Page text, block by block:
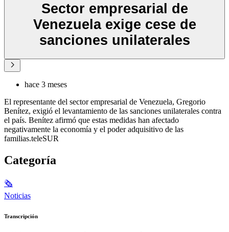
Sector empresarial de
Venezuela exige cese de
sanciones unilaterales
hace 3 meses
El representante del sector empresarial de Venezuela, Gregorio
Benítez, exigió el levantamiento de las sanciones unilaterales contra
el país. Benítez afirmó que estas medidas han afectado
negativamente la economía y el poder adquisitivo de las
familias.teleSUR
Categoría
🗞
Noticias
Transcripción